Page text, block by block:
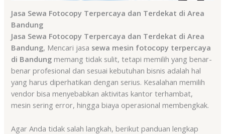
Jasa Sewa Fotocopy Terpercaya dan Terdekat di Area
Bandung
Jasa Sewa Fotocopy Terpercaya dan Terdekat di Area
Bandung, Mencari jasa sewa mesin fotocopy terpercaya
di Bandung memang tidak sulit, tetapi memilih yang benar-
benar profesional dan sesuai kebutuhan bisnis adalah hal
yang harus diperhatikan dengan serius. Kesalahan memilih
vendor bisa menyebabkan aktivitas kantor terhambat,
mesin sering error, hingga biaya operasional membengkak.
Agar Anda tidak salah langkah, berikut panduan lengkap